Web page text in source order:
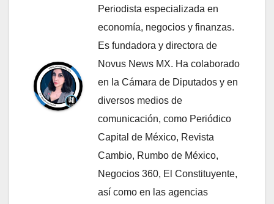
Periodista especializada en
economía, negocios y finanzas.
Es fundadora y directora de
Novus News MX. Ha colaborado
en la Cámara de Diputados y en
diversos medios de
comunicación, como Periódico
Capital de México, Revista
Cambio, Rumbo de México,
Negocios 360, El Constituyente,
así como en las agencias